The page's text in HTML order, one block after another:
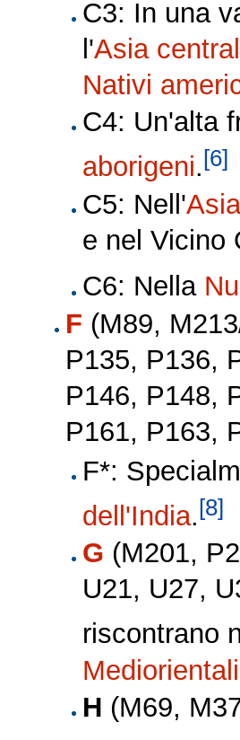
C3: In una
l'Asia
Nativi
C4: Un'alta
aborigeni.[6]
C5: Nell'
e nel Vicino
C6: Nella
F (M89,
P135, P136,
P146, P148,
P161, P163,
F*:
dell'India.[8]
G (M201,
U21, U27,
riscontrano
Mediorientali
H (M69,